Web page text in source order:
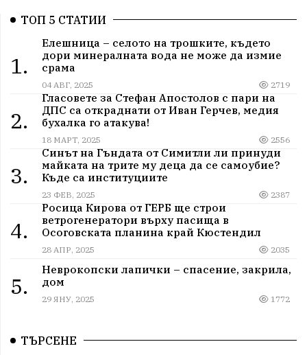
ТОП 5 СТАТИИ
1.
Елешница – селото на трошките, където
дори минералната вода не може да измие
срама
04 АВГ, 2025 2719
2.
Гласовете за Стефан Апостолов с пари на
ДПС са откраднати от Иван Герчев, медия
бухалка го атакува!
18 МАРТ, 2025 2556
3.
Синът на Гъндата от Симитли ли принуди
майката на трите му деца да се самоубие?
Къде са институциите
23 ФЕВ, 2025 2387
4.
Росица Кирова от ГЕРБ ще строи
ветрогенератори върху пасища в
Осоговската планина край Кюстендил
28 АПР, 2025 2035
5.
Неврокопски лапички – спасение, закрила,
дом
29 ЯНУ, 2025 1772
ТЪРСЕНЕ